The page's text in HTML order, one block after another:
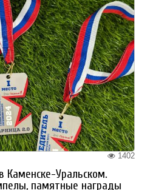
1402
Каменске-Уральском.
памятные награды